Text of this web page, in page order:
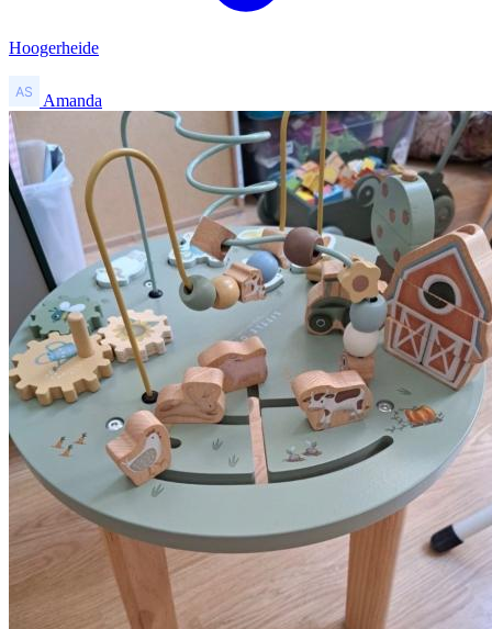
Hoogerheide
Amanda